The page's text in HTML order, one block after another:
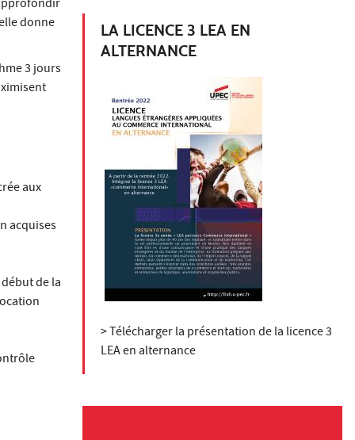
donne
3 jours
aux
acquises
de la
LA LICENCE 3 LEA EN
ALTERNANCE
> Télécharger la présentation de la licence 3
LEA en alternance